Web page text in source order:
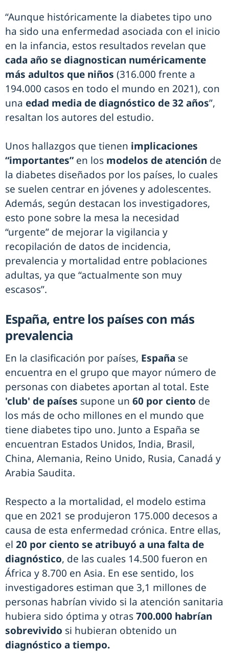
“Aunque históricamente la diabetes tipo uno
ha sido una enfermedad asociada con el inicio
en la infancia, estos resultados revelan que
cada año se diagnostican numéricamente
más adultos que niños (316.000 frente a
194.000 casos en todo el mundo en 2021), con
una edad media de diagnóstico de 32 años”,
resaltan los autores del estudio.
Unos hallazgos que tienen implicaciones
“importantes” en los modelos de atención de
la diabetes diseñados por los países, lo cuales
se suelen centrar en jóvenes y adolescentes.
Además, según destacan los investigadores,
esto pone sobre la mesa la necesidad
“urgente” de mejorar la vigilancia y
recopilación de datos de incidencia,
prevalencia y mortalidad entre poblaciones
adultas, ya que “actualmente son muy
escasos”.
España, entre los países con más
prevalencia
En la clasificación por países, España se
encuentra en el grupo que mayor número de
personas con diabetes aportan al total. Este
'club' de países supone un 60 por ciento de
los más de ocho millones en el mundo que
tiene diabetes tipo uno. Junto a España se
encuentran Estados Unidos, India, Brasil,
China, Alemania, Reino Unido, Rusia, Canadá y
Arabia Saudita.
Respecto a la mortalidad, el modelo estima
que en 2021 se produjeron 175.000 decesos a
causa de esta enfermedad crónica. Entre ellas,
el 20 por ciento se atribuyó a una falta de
diagnóstico, de las cuales 14.500 fueron en
África y 8.700 en Asia. En ese sentido, los
investigadores estiman que 3,1 millones de
personas habrían vivido si la atención sanitaria
hubiera sido óptima y otras700.000 habrían
sobrevivido si hubieran obtenido un
diagnóstico a tiempo.